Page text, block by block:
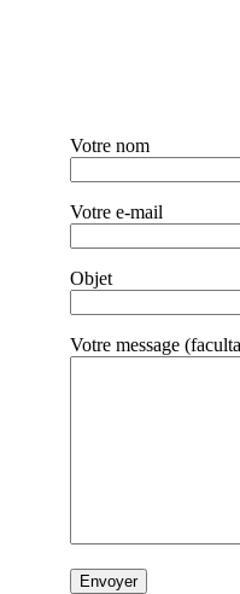
Votre nom
Votre e-mail
Objet
Votre message